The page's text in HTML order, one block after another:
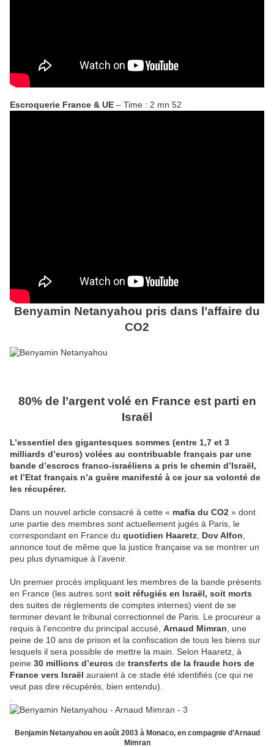
Escroquerie France & UE – Time : 2 mn 52
Benyamin Netanyahou pris dans l’affaire du
CO2
80% de l’argent volé en France est parti en
Israël
L’essentiel des gigantesques sommes (entre 1,7 et 3
milliards d’euros) volées au contribuable français par une
bande d’escrocs franco-israéliens a pris le chemin d’Israël,
et l’Etat français n’a guère manifesté à ce jour sa volonté de
les récupérer.
Dans un nouvel article consacré à cette « mafia du CO2 » dont
une partie des membres sont actuellement jugés à Paris, le
correspondant en France du quotidien Haaretz Dov Alfon
annonce tout de même que la justice française va se montrer un
peu plus dynamique à l’avenir.
Un premier procès impliquant les membres de la bande présents
en France (les autres sont soit réfugiés en Israël, soit morts
des suites de règlements de comptes internes) vient de se
terminer devant le tribunal correctionnel de Paris. Le procureur a
requis à l’encontre du principal accusé, Arnaud Mimran , une
peine de 10 ans de prison et la confiscation de tous les biens sur
lesquels il sera possible de mettre la main. Selon Haaretz, à
peine 30 millions d’euros de transferts de la fraude hors de
France vers Israël auraient à ce stade été identifiés (ce qui ne
veut pas dire récupérés, bien entendu).
Benjamin Netanyahou en août 2003 à Monaco, en compagnie d’Arnaud
Mimran